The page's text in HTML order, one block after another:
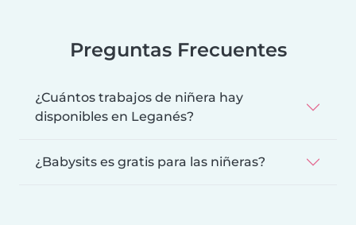
Preguntas Frecuentes
¿Cuántos trabajos de niñera hay
disponibles en Leganés?
¿Babysits es gratis para las niñeras?